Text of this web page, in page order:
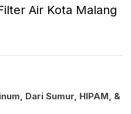
Air Kota Malang
Dari Sumur, HIPAM, &